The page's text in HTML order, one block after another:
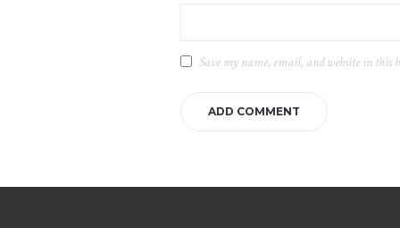
Save my name, email, and website in this